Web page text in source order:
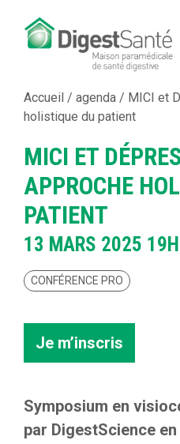
Accueil / agenda / MICI et
holistique du patient
MICI ET
APPROCHE
PATIENT
13 MARS 2025
CONFÉRENCE PRO
Je m’inscris
Symposium en
par DigestScience